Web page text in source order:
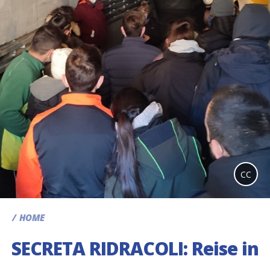
CC
HOME
SECRETA RIDRACOLI: Reise in